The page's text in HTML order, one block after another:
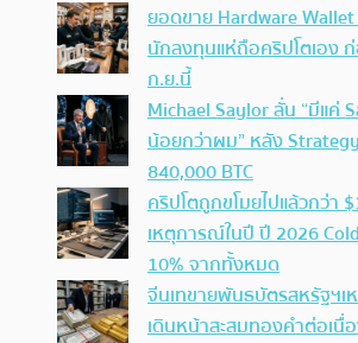
ยอดขาย Hardware Wallet
นักลงทุนแห่ถือคริปโตเอง
ก.ย.นี้
Michael Saylor ลั่น “มีแค่
น้อยกว่าผม” หลัง
840,000 BTC
คริปโตถูกขโมยไปแล้วกว่า
เหตุการณ์ในปี ปี 2026
10% จากทั้งหมด
จีนเทขายพันธบัตรสหรัฐฯเ
เดินหน้าสะสมทองคำต่อเนื่